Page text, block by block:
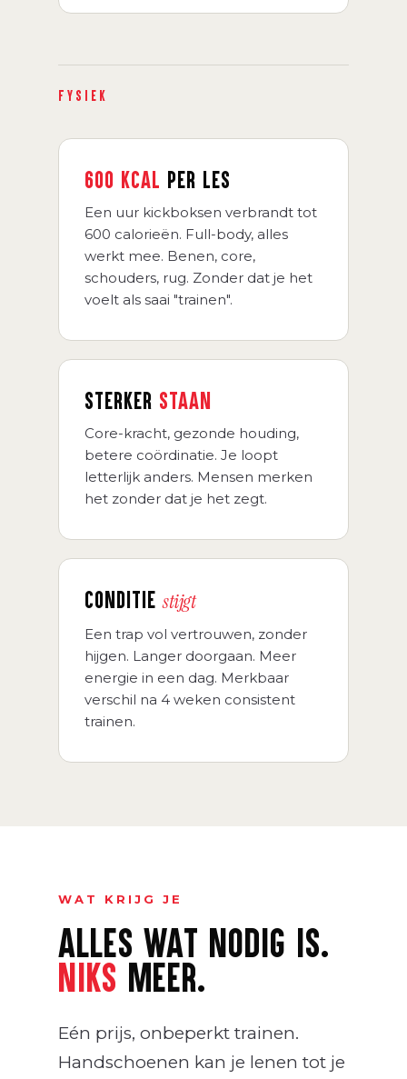
FYSIEK
600 KCAL PER LES
Een uur kickboksen verbrandt tot
600 calorieën. Full-body, alles
werkt mee. Benen, core,
schouders, rug. Zonder dat je het
voelt als saai "trainen".
STERKER STAAN
Core-kracht, gezonde houding,
betere coördinatie. Je loopt
letterlijk anders. Mensen merken
het zonder dat je het zegt.
CONDITIE stijgt
Een trap vol vertrouwen, zonder
hijgen. Langer doorgaan. Meer
energie in een dag. Merkbaar
verschil na 4 weken consistent
trainen.
WAT KRIJG JE
ALLES WAT NODIG IS.
NIKS MEER.
Eén prijs, onbeperkt trainen.
Handschoenen kan je lenen tot je